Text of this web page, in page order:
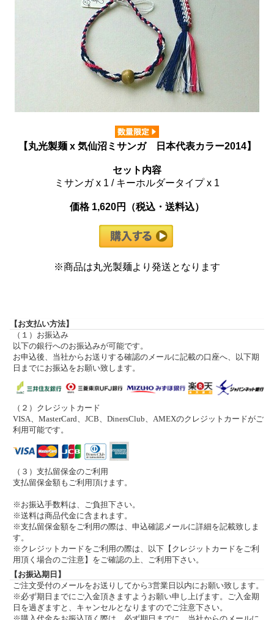
【丸光製麺 x 気仙沼ミサンガ 日本代表カラー2014】
セット内容
ミサンガ x 1 / キーホルダータイプ x 1
価格 1,620円（税込・送料込）
※商品は丸光製麺より発送となります
【お支払い方法】
（１）お振込み
以下の銀行へのお振込みが可能です。
お申込後、当社からお送りする確認のメールに記載の口座へ、以下期
日までにお振込をお願い致します。
（２）クレジットカード
VISA、MasterCard、JCB、DinersClub、AMEXのクレジットカードがご
利用可能です。
（３）支払留保金のご利用
支払留保金額もご利用頂けます。
※お振込手数料は、ご負担下さい。
※送料は商品代金に含まれます。
※支払留保金額をご利用の際は、申込確認メールに詳細を記載致しま
す。
※クレジットカードをご利用の際は、以下【クレジットカードをご利
用頂く場合のご注意】をご確認の上、ご利用下さい。
【お振込期日】
ご注文受付のメールをお送りしてから3営業日以内にお願い致します。
※必ず期日までにご入金頂きますようお願い申し上げます。ご入金期
日を過ぎますと、キャンセルとなりますのでご注意下さい。